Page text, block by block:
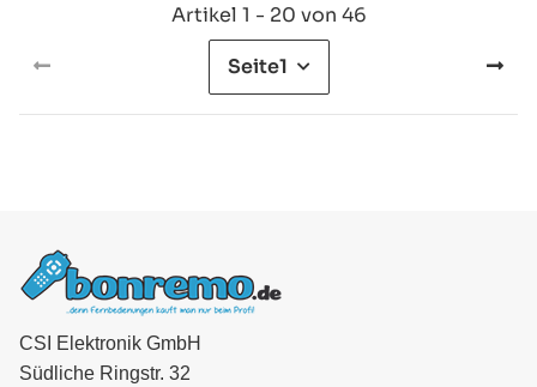
Artikel 1 - 20 von 46
Seite1
CSI Elektronik GmbH
Südliche Ringstr. 32